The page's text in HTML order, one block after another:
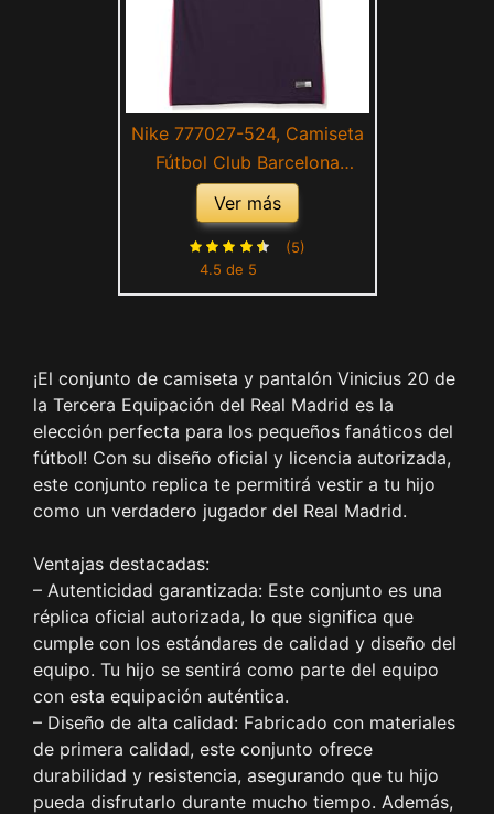
Nike 777027-524, Camiseta
Fútbol Club Barcelona
Infantil, Multicolor (Purple
Dynasty/Vivid Pink), Large
Ver más
4.5 de 5
(5)
¡El conjunto de camiseta y pantalón Vinicius 20 de
la Tercera Equipación del Real Madrid es la
elección perfecta para los pequeños fanáticos del
fútbol! Con su diseño oficial y licencia autorizada,
este conjunto replica te permitirá vestir a tu hijo
como un verdadero jugador del Real Madrid.
Ventajas destacadas:
– Autenticidad garantizada: Este conjunto es una
réplica oficial autorizada, lo que significa que
cumple con los estándares de calidad y diseño del
equipo. Tu hijo se sentirá como parte del equipo
con esta equipación auténtica.
– Diseño de alta calidad: Fabricado con materiales
de primera calidad, este conjunto ofrece
durabilidad y resistencia, asegurando que tu hijo
pueda disfrutarlo durante mucho tiempo. Además,